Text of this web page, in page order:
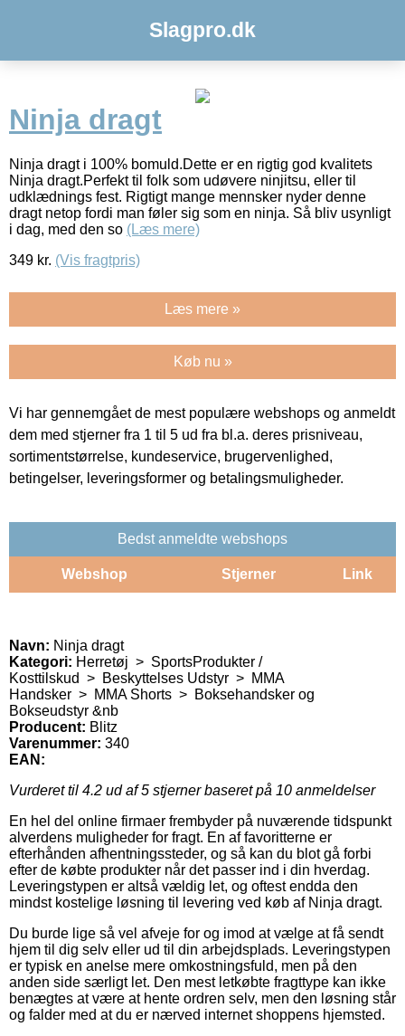
Slagpro.dk
Ninja dragt
Ninja dragt i 100% bomuld.Dette er en rigtig god kvalitets
Ninja dragt.Perfekt til folk som udøvere ninjitsu, eller til
udklædnings fest. Rigtigt mange mennsker nyder denne
dragt netop fordi man føler sig som en ninja. Så bliv usynligt
i dag, med den so (Læs mere)
349 kr. (Vis fragtpris)
Læs mere »
Køb nu »
Vi har gennemgået de mest populære webshops og anmeldt
dem med stjerner fra 1 til 5 ud fra bl.a. deres prisniveau,
sortimentstørrelse, kundeservice, brugervenlighed,
betingelser, leveringsformer og betalingsmuligheder.
Bedst anmeldte webshops
Webshop Stjerner Link
Navn: Ninja dragt
Kategori: Herretøj > SportsProdukter /
Kosttilskud > Beskyttelses Udstyr > MMA
Handsker > MMA Shorts > Boksehandsker og
Bokseudstyr &nb
Producent: Blitz
Varenummer: 340
EAN:
Vurderet til 4.2 ud af 5 stjerner baseret på 10 anmeldelser
En hel del online firmaer frembyder på nuværende tidspunkt
alverdens muligheder for fragt. En af favoritterne er
efterhånden afhentningssteder, og så kan du blot gå forbi
efter de købte produkter når det passer ind i din hverdag.
Leveringstypen er altså vældig let, og oftest endda den
mindst kostelige løsning til levering ved køb af Ninja dragt.
Du burde lige så vel afveje for og imod at vælge at få sendt
hjem til dig selv eller ud til din arbejdsplads. Leveringstypen
er typisk en anelse mere omkostningsfuld, men på den
anden side særligt let. Den mest letkøbte fragttype kan ikke
benægtes at være at hente ordren selv, men den løsning står
og falder med at du er nærved internet shoppens hjemsted.